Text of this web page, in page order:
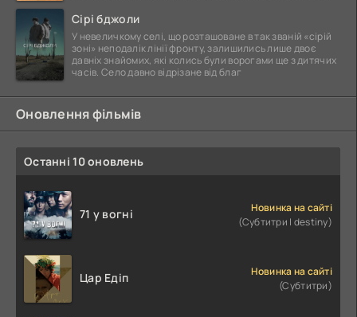
Сірі бджоли
У невеличкому селі, що розташоване в так званій «сірій
зоні» неподалік лінії фронту, залишились лише двоє
давніх знайомих, які колись були ворогами ще з дитячих
часів. Село давно відрізане від благ
Оновлення фільмів
Останні 10 оновлень
71 у вогні
Новинка на сайті
(Субтитри | destiny)
Цар Едіп
Новинка на сайті
(Субтитри)